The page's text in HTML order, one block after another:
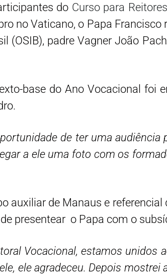
do Curso para
no Vaticano, o Papa
(OSIB), padre Vagner João
base do Ano Vocacional foi
de ter uma
a ele uma foto com os
auxiliar de Manaus e
presentear o Papa com o
Vocacional, estamos unidos
ele agradeceu. Depois